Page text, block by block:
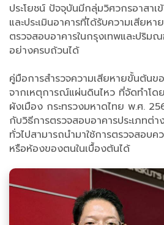
ประโยชน์ ปัจจุบันมีกลุ่มวิศวกรอาสาเ
และประเมินอาคารที่ได้รับความเสีย
ตรวจสอบอาคารในกรุงเทพและปริม
อย่างครบถ้วนได้
คู่มือการสำรวจความเสียหายขั้นต้นข
จากเหตุการณ์แผ่นดินไหว ที่จัดทำโด
ผังเมือง กระทรวงมหาดไทย พ.ศ.
กับวิธีการตรวจสอบอาคารประเภทต่
ทั่วไปสามารถนำมาใช้การตรวจสอบ
หรือห้องของตนในเบื้องต้นได้